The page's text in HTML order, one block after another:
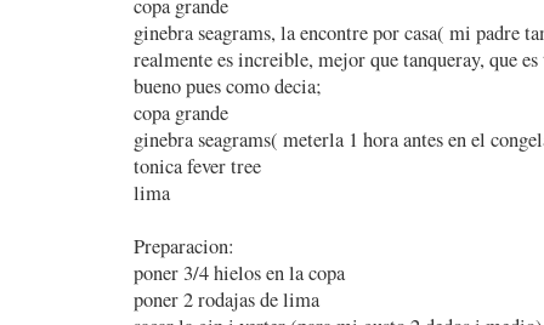
copa grande
ginebra seagrams, la encontre por casa( mi padre
realmente es increible, mejor que tanqueray, que
bueno pues como decia;
copa grande
ginebra seagrams( meterla 1 hora antes en el
tonica fever tree
lima
Preparacion:
poner 3/4 hielos en la copa
poner 2 rodajas de lima